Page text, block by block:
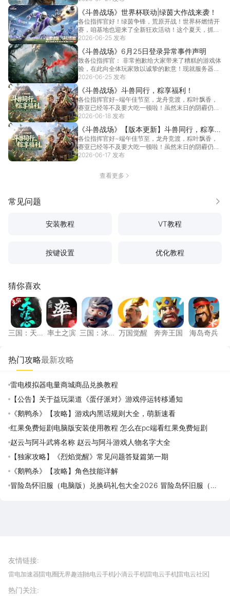
《斗兽战场》世界杯联动|绿茵大作战来袭！
各位指挥官好！绿茵争锋，荒原开战！世界杯燃情开
赛，咱基地也迎来了全新狂欢活动！这个夏天，抓巨
兽、看球... [详情]
2026-06-25 发布
《斗兽战场》6月25日登录异常事件声明
致各位指挥官： 非常抱歉给大家带来了糟糕的游戏体
验，在此向全体玩家致以诚挚的歉意！现就服务器异
常问题... [详情]
2026-06-25 发布
《斗兽战场》斗兽同行，粽享福利！
各位指挥官好~端午佳节至，龙舟竞渡，粽叶飘香，
赛亚已经等不及要大吃一顿啦！虽然末日的阴霾仍旧
笼罩，但... [详情]
2026-06-18 发布
《斗兽战场》【版本更新】斗兽同行，粽享福
利！
各位指挥官好~端午佳节至，龙舟竞渡，粽叶飘香，
赛亚已经等不及要大吃一顿啦！虽然末日的阴霾仍旧
笼罩，但... [详情]
2026-06-17 发布
查看更多
常见问题 更多
安装教程 VT教程
按键设置 优化教程
猜你喜欢
三国：天下归心
三国：天
率土之滨
率土之滨
三国：冰河时代
三国：冰
万国觉醒
万国觉醒
奔奔王国
奔奔王国
海岛奇
海岛奇兵
热门攻略最新攻略
雷电模拟器电量商城商品兑换教程
【公告】关于益玩渠道《蛋仔派对》游戏停运转移通知
《鹅鸭杀》【攻略】游戏内黑话规则大全，萌新速看
红果免费短剧电脑版安装使用教程 怎么在pc端看红果免费短剧
赵云与阿斗武将名称 赵云与阿斗游戏人物名字大全
【独家攻略】《烈焰觉醒》常见问题答疑篇第一期
《鹅鸭杀》【攻略】角色技能详解
冒险岛怀旧服（电脑版）兑换码礼包大全2026 冒险岛怀旧服（电
友情链接:
雷电加速器雷电圈无界趣连驰电云手机小滴云手机雷电云手机雷电云社区
我爱vr网华军软件园
热门关注: